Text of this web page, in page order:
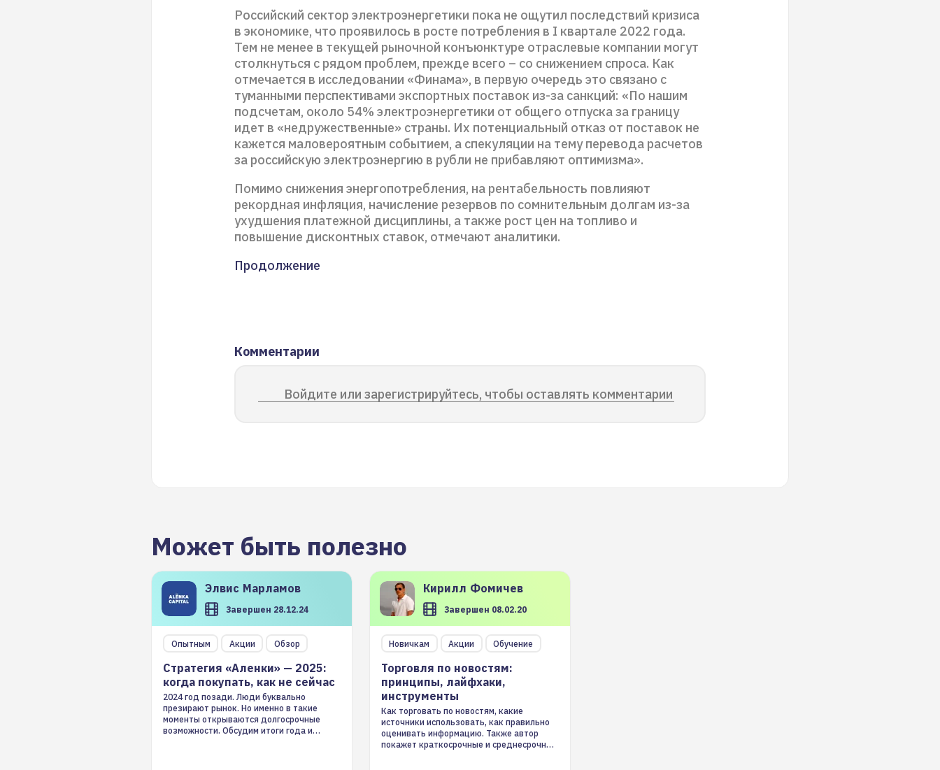
Российский сектор электроэнергетики пока не ощутил последствий кризиса
в экономике, что проявилось в росте потребления в I квартале 2022 года.
Тем не менее в текущей рыночной конъюнктуре отраслевые компании могут
столкнуться с рядом проблем, прежде всего – со снижением спроса. Как
отмечается в исследовании «Финама», в первую очередь это связано с
туманными перспективами экспортных поставок из-за санкций: «По нашим
подсчетам, около 54% электроэнергетики от общего отпуска за границу
идет в «недружественные» страны. Их потенциальный отказ от поставок не
кажется маловероятным событием, а спекуляции на тему перевода расчетов
за российскую электроэнергию в рубли не прибавляют оптимизма».
Помимо снижения энергопотребления, на рентабельность повлияют
рекордная инфляция, начисление резервов по сомнительным долгам из-за
ухудшения платежной дисциплины, а также рост цен на топливо и
повышение дисконтных ставок, отмечают аналитики.
Продолжение
Комментарии
Войдите или зарегистрируйтесь, чтобы оставлять комментарии
Может быть полезно
Элвис Марламов
Завершен 28.12.24
Опытным Акции Обзор
Стратегия «Аленки» — 2025:
когда покупать, как не сейчас
2024 год позади. Люди буквально
презирают рынок. Но именно в такие
моменты открываются долгосрочные
возможности. Обсудим итоги года и
Кирилл Фомичев
Завершен 08.02.20
Новичкам Акции Обучение
Торговля по новостям:
принципы, лайфхаки,
инструменты
Как торговать по новостям, какие
источники использовать, как правильно
оценивать информацию. Также автор
покажет краткосрочные и среднесрочные